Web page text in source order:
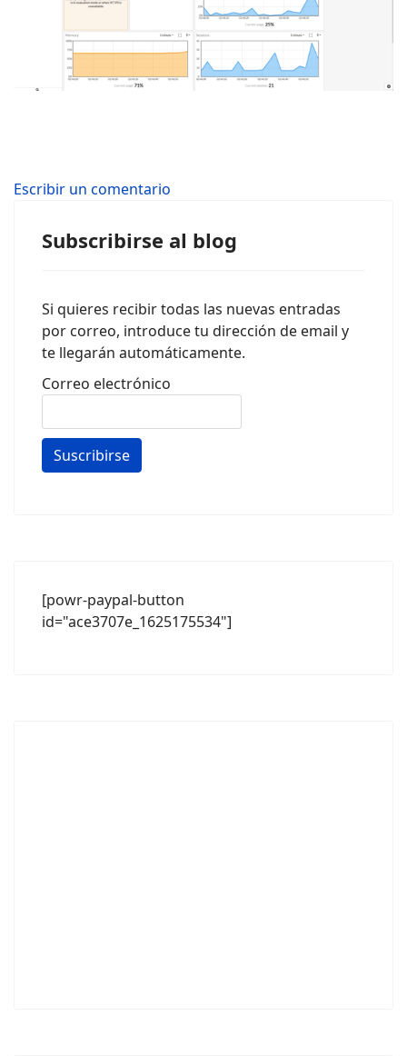
Escribir un comentario
Subscribirse al blog
Si quieres recibir todas las nuevas entradas
por correo, introduce tu dirección de email y
te llegarán automáticamente.
Correo electrónico
[powr-paypal-button
id="ace3707e_1625175534"]